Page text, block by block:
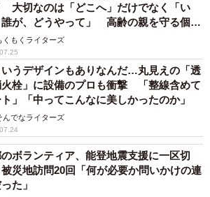
大切なのは「どこへ」だけでなく「い
が、どうやって」 高齢の親を守る個別
画【社会福祉士が解説】
くもくライターズ
いうデザインもありなんだ…丸見えの「透
火栓」に設備のプロも衝撃 「整線含めて
」「中ってこんなに美しかったのか」
んでなライターズ
ボランティア、能登地震支援に一区切
災地訪問20回「何が必要か問いかけの連
た」